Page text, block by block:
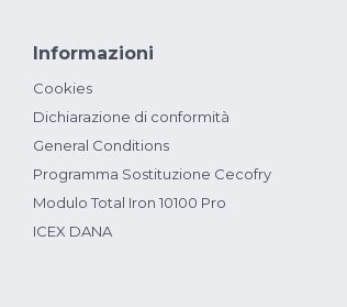
Informazioni
Cookies
Dichiarazione di conformità
General Conditions
Programma Sostituzione Cecofry
Modulo Total Iron 10100 Pro
ICEX DANA